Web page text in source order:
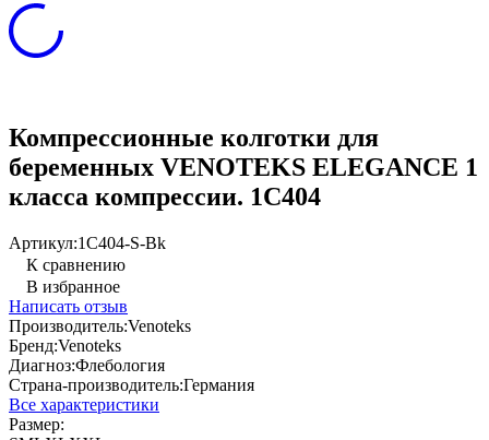
Компрессионные колготки для
беременных VENOTEKS ELEGANCE 1
класса компрессии. 1С404
Артикул:1С404-S-Bk
К сравнению
В избранное
Написать отзыв
Производитель:Venoteks
Бренд:Venoteks
Диагноз:Флебология
Страна-производитель:Германия
Все характеристики
Размер: